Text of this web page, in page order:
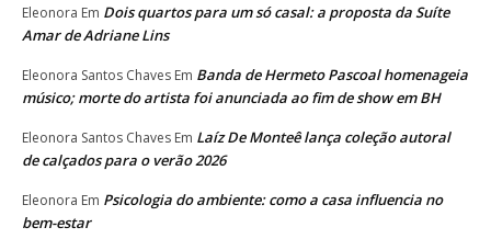
Eleonora Em Dois quartos para um só casal: a proposta da Suíte
Amar de Adriane Lins
Eleonora Santos Chaves Em Banda de Hermeto Pascoal homenageia
músico; morte do artista foi anunciada ao fim de show em BH
Eleonora Santos Chaves Em Laíz De Monteê lança coleção autoral
de calçados para o verão 2026
Eleonora Em Psicologia do ambiente: como a casa influencia no
bem-estar